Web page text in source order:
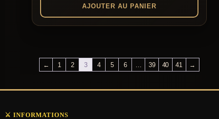
AJOUTER AU PANIER
← 1 2 3 4 5 6 39 40 41 →
⚔️ INFORMATIONS